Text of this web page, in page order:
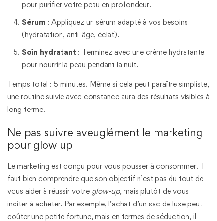
pour purifier votre peau en profondeur.
Sérum : Appliquez un sérum adapté à vos besoins
(hydratation, anti-âge, éclat).
Soin hydratant : Terminez avec une crème hydratante
pour nourrir la peau pendant la nuit.
Temps total : 5 minutes. Même si cela peut paraître simpliste,
une routine suivie avec constance aura des résultats visibles à
long terme.
Ne pas suivre aveuglément le marketing
pour glow up
Le marketing est conçu pour vous pousser à consommer. Il
faut bien comprendre que son objectif n’est pas du tout de
vous aider à réussir votre glow-up, mais plutôt de vous
inciter à acheter. Par exemple, l’achat d’un sac de luxe peut
coûter une petite fortune, mais en termes de séduction, il